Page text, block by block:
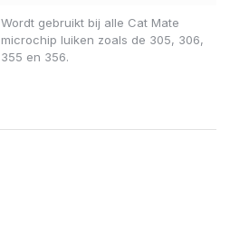
Wordt gebruikt bij alle Cat Mate
microchip luiken zoals de 305, 306,
355 en 356.